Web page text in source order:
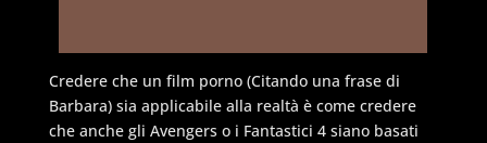
Credere che un film porno (Citando una frase di
Barbara) sia applicabile alla realtà è come credere
che anche gli Avengers o i Fantastici 4 siano basati